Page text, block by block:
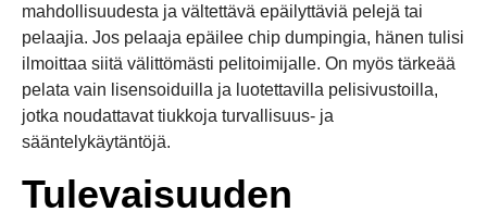
mahdollisuudesta ja vältettävä epäilyttäviä pelejä tai
pelaajia. Jos pelaaja epäilee chip dumpingia, hänen tulisi
ilmoittaa siitä välittömästi pelitoimijalle. On myös tärkeää
pelata vain lisensoiduilla ja luotettavilla pelisivustoilla,
jotka noudattavat tiukkoja turvallisuus- ja
sääntelykäytäntöjä.
Tulevaisuuden